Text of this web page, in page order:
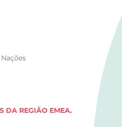
DA REGIÃO EMEA.